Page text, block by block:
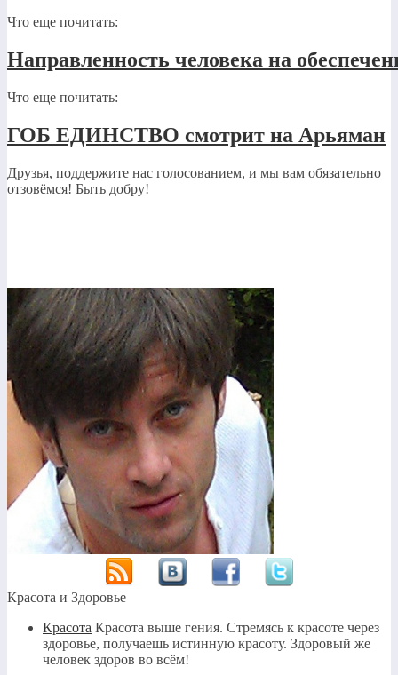
Что еще почитать:
Направленность человека на
Что еще почитать:
ГОБ ЕДИНСТВО смотрит на Арьяман
Друзья, поддержите нас голосованием, и мы вам обязательно
отзовёмся! Быть добру!
Красота и Здоровье
Красота Красота выше гения. Стремясь к красоте через
здоровье, получаешь истинную красоту. Здоровый же
человек здоров во всём!